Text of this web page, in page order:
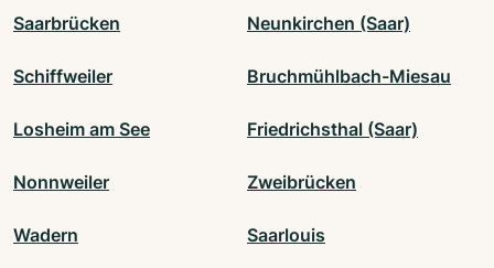
Saarbrücken Neunkirchen (Saar)
Schiffweiler Bruchmühlbach-Miesau
Losheim am See Friedrichsthal (Saar)
Nonnweiler Zweibrücken
Wadern Saarlouis